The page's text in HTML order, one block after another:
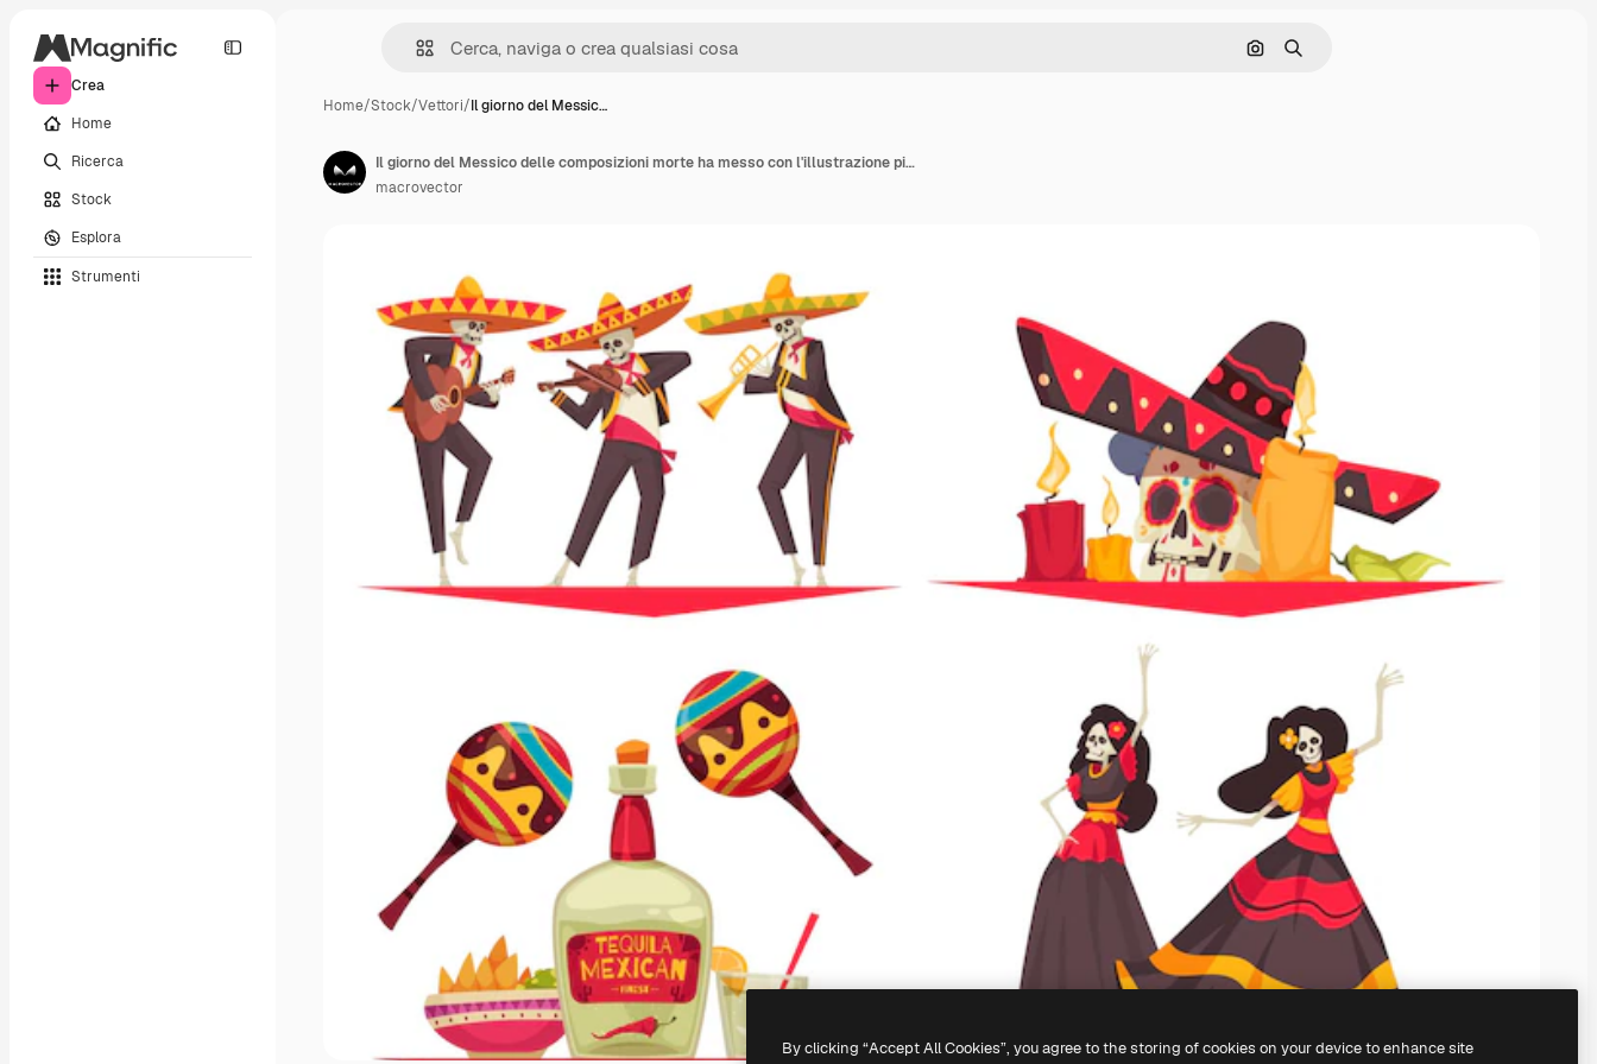
Crea
Home
Ricerca
Stock
Esplora
Strumenti
Cerca per immagine
Ricerca
Home/Stock/Vettori/Il giorno del Messic…
Il giorno del Messico delle composizioni morte ha messo con l'illustrazione piana di vettore isolata piana di simboli di festa nazionale
macrovector
By clicking “Accept All Cookies”, you agree to the storing of cookies on your device to enhance site